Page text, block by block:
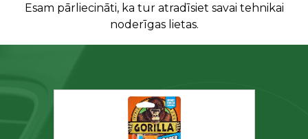
Esam pārliecināti, ka tur atradīsiet savai tehnikai
noderīgas lietas.